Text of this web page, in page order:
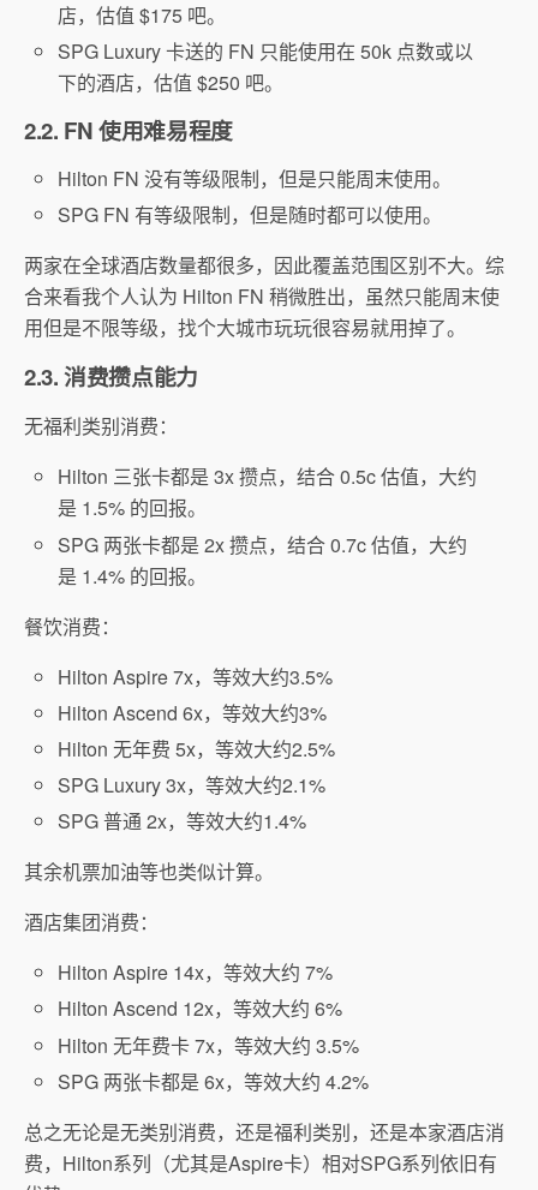
店，估值 $175 吧。
SPG Luxury 卡送的 FN 只能使用在 50k 点数或以
下的酒店，估值 $250 吧。
2.2. FN 使用难易程度
Hilton FN 没有等级限制，但是只能周末使用。
SPG FN 有等级限制，但是随时都可以使用。
两家在全球酒店数量都很多，因此覆盖范围区别不大。综
合来看我个人认为 Hilton FN 稍微胜出，虽然只能周末使
用但是不限等级，找个大城市玩玩很容易就用掉了。
2.3. 消费攒点能力
无福利类别消费：
Hilton 三张卡都是 3x 攒点，结合 0.5c 估值，大约
是 1.5% 的回报。
SPG 两张卡都是 2x 攒点，结合 0.7c 估值，大约
是 1.4% 的回报。
餐饮消费：
Hilton Aspire 7x，等效大约3.5%
Hilton Ascend 6x，等效大约3%
Hilton 无年费 5x，等效大约2.5%
SPG Luxury 3x，等效大约2.1%
SPG 普通 2x，等效大约1.4%
其余机票加油等也类似计算。
酒店集团消费：
Hilton Aspire 14x，等效大约 7%
Hilton Ascend 12x，等效大约 6%
Hilton 无年费卡 7x，等效大约 3.5%
SPG 两张卡都是 6x，等效大约 4.2%
总之无论是无类别消费，还是福利类别，还是本家酒店消
费，Hilton系列（尤其是Aspire卡）相对SPG系列依旧有